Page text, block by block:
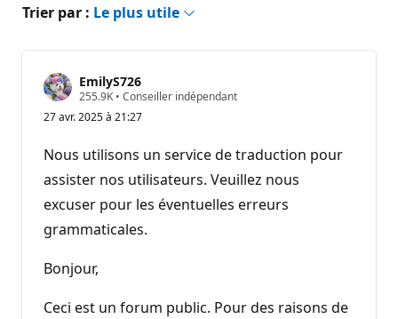
Trier par : Le plus utile
EmilyS726
255.9K P
i
t
s
d
e
r
p
o
• Conseiller indépendant
27 avr. 2025 à 21:27
Nous utilisons un service de traduction pour
assister nos utilisateurs. Veuillez nous
excuser pour les éventuelles erreurs
grammaticales.
Bonjour,
Ceci est un forum public. Pour des raisons de